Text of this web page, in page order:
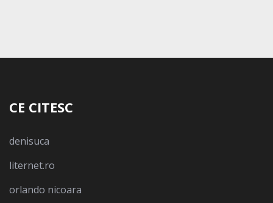
CE CITESC
denisuca
liternet.ro
orlando nicoara